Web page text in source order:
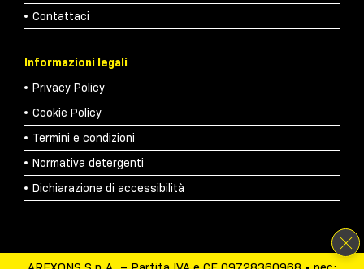
Contattaci
Informazioni legali
Privacy Policy
Cookie Policy
Termini e condizioni
Normativa detergenti
Dichiarazione di accessibilità